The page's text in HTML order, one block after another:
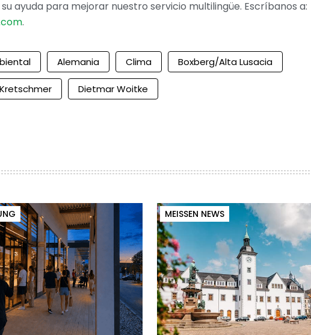
ayuda para mejorar nuestro servicio multilingüe. Escríbanos a:
.
Alemania Clima Boxberg/Alta Lusacia
Dietmar Woitke
MEISSEN NEWS